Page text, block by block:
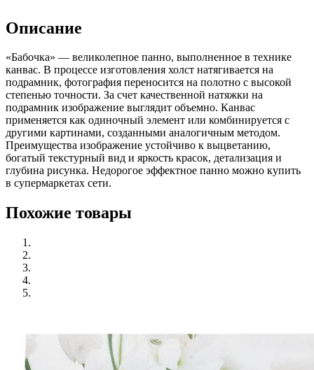
Описание
«Бабочка» — великолепное панно, выполненное в технике
канвас. В процессе изготовления холст натягивается на
подрамник, фотография переносится на полотно с высокой
степенью точности. За счет качественной натяжки на
подрамник изображение выглядит объемно. Канвас
применяется как одиночный элемент или комбинируется с
другими картинами, созданными аналогичным методом.
Преимущества изображение устойчиво к выцветанию,
богатый текстурный вид и яркость красок, детализация и
глубина рисунка. Недорогое эффектное панно можно купить
в супермаркетах сети.
Похожие товары